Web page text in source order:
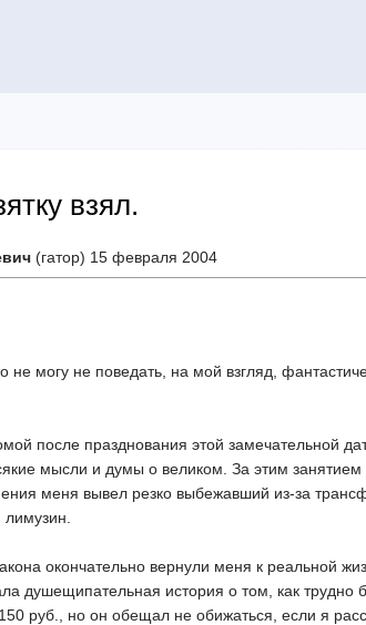
взял.
(гатор) 15 февраля 2004
не могу не поведать, на мой взгляд,
после празднования этой замечательной
мысли и думы о великом. За этим
меня вывел резко выбежавший из-за
окончательно вернули меня к реальной
душещипательная история о том, как трудно
руб., но он обещал не обижаться, если я